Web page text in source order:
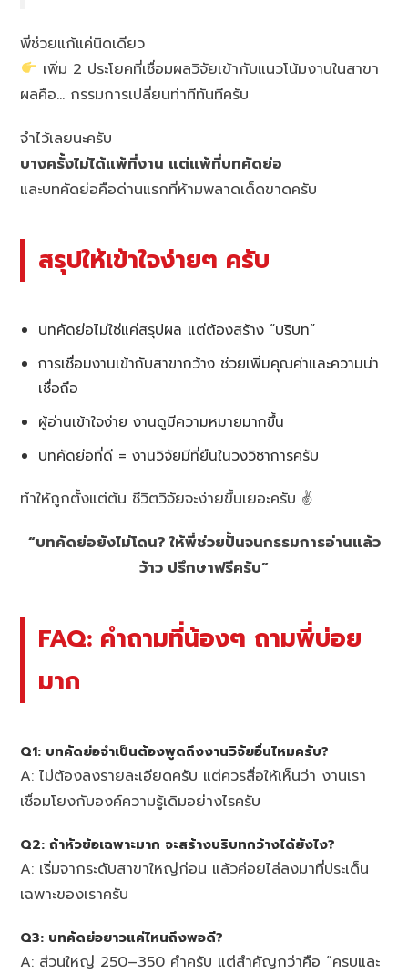
พี่ช่วยแก้แค่นิดเดียว
เพิ่ม 2 ประโยคที่เชื่อมผลวิจัยเข้ากับแนวโน้มงานในสาขา
ผลคือ… กรรมการเปลี่ยนท่าทีทันทีครับ
จำไว้เลยนะครับ
บางครั้งไม่ได้แพ้ที่งาน แต่แพ้ที่บทคัดย่อ
และบทคัดย่อคือด่านแรกที่ห้ามพลาดเด็ดขาดครับ
สรุปให้เข้าใจง่ายๆ ครับ
บทคัดย่อไม่ใช่แค่สรุปผล แต่ต้องสร้าง “บริบท”
การเชื่อมงานเข้ากับสาขากว้าง ช่วยเพิ่มคุณค่าและความน่า
เชื่อถือ
ผู้อ่านเข้าใจง่าย งานดูมีความหมายมากขึ้น
บทคัดย่อที่ดี = งานวิจัยมีที่ยืนในวงวิชาการครับ
ทำให้ถูกตั้งแต่ต้น ชีวิตวิจัยจะง่ายขึ้นเยอะครับ ✌️
“บทคัดย่อยังไม่โดน? ให้พี่ช่วยปั้นจนกรรมการอ่านแล้ว
ว้าว ปรึกษาฟรีครับ”
FAQ: คำถามที่น้องๆ ถามพี่บ่อย
มาก
Q1: บทคัดย่อจำเป็นต้องพูดถึงงานวิจัยอื่นไหมครับ?
A: ไม่ต้องลงรายละเอียดครับ แต่ควรสื่อให้เห็นว่า งานเรา
เชื่อมโยงกับองค์ความรู้เดิมอย่างไรครับ
Q2: ถ้าหัวข้อเฉพาะมาก จะสร้างบริบทกว้างได้ยังไง?
A: เริ่มจากระดับสาขาใหญ่ก่อน แล้วค่อยไล่ลงมาที่ประเด็น
เฉพาะของเราครับ
Q3: บทคัดย่อยาวแค่ไหนถึงพอดี?
A: ส่วนใหญ่ 250–350 คำครับ แต่สำคัญกว่าคือ “ครบและ